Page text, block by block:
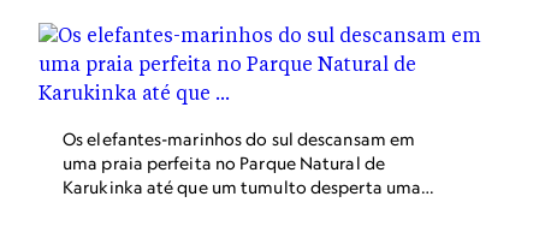
Os elefantes-marinhos do sul descansam em
uma praia perfeita no Parque Natural de
Karukinka até que um tumulto desperta uma